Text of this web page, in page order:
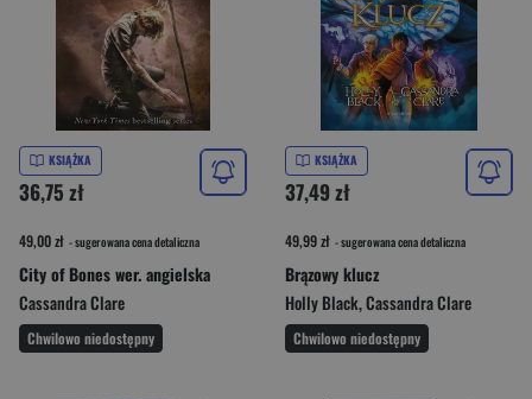
KSIĄŻKA
36,75 zł
49,00 zł - sugerowana cena detaliczna
City of Bones wer. angielska
Cassandra Clare
Chwilowo niedostępny
KSIĄŻKA
37,49 zł
49,99 zł - sugerowana cena detaliczna
Brązowy klucz
Holly Black,Cassandra Clare
Chwilowo niedostępny